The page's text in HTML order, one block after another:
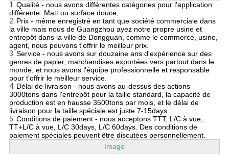
1. Qualité - nous avons différentes catégories pour l'application
différente. Matt ou surface douce,
2. Prix - même enregistré en tant que société commerciale dans
la ville mais nous de Guangzhou ayez notre propre usine et
entrepôt dans la ville de Dongguan, comme le commerce, usine,
agent, nous pouvons t'offrir le meilleur prix.
3. Service - nous avons sur douzaine ans d'expérience sur des
genres de papier, marchandises exportées vers partout dans le
monde, et nous avons l'équipe professionnelle et responsable
pour t'offrir le meilleur service.
4. Délai de livraison - nous avons au-dessus des actions
3000tons dans l'entrepôt pour la taille standard, la capacité de
production est en hausse 3500tons par mois, et le délai de
livraison pour la taille spéciale est juste 7-15days.
5. Conditions de paiement - nous acceptons TTT, L/C à vue,
TT+L/C à vue, L/C 30days, L/C 60days. Des conditions de
paiement spéciales peuvent être discutées personnellement.
Image